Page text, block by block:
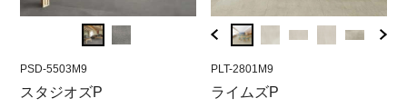
PSD-5503M9
スタジオズP
PSD-5503M9
スタジオズP グレー
PLT-2805M9
ライムズP ブラック
PLT-2801M9
ライムズP